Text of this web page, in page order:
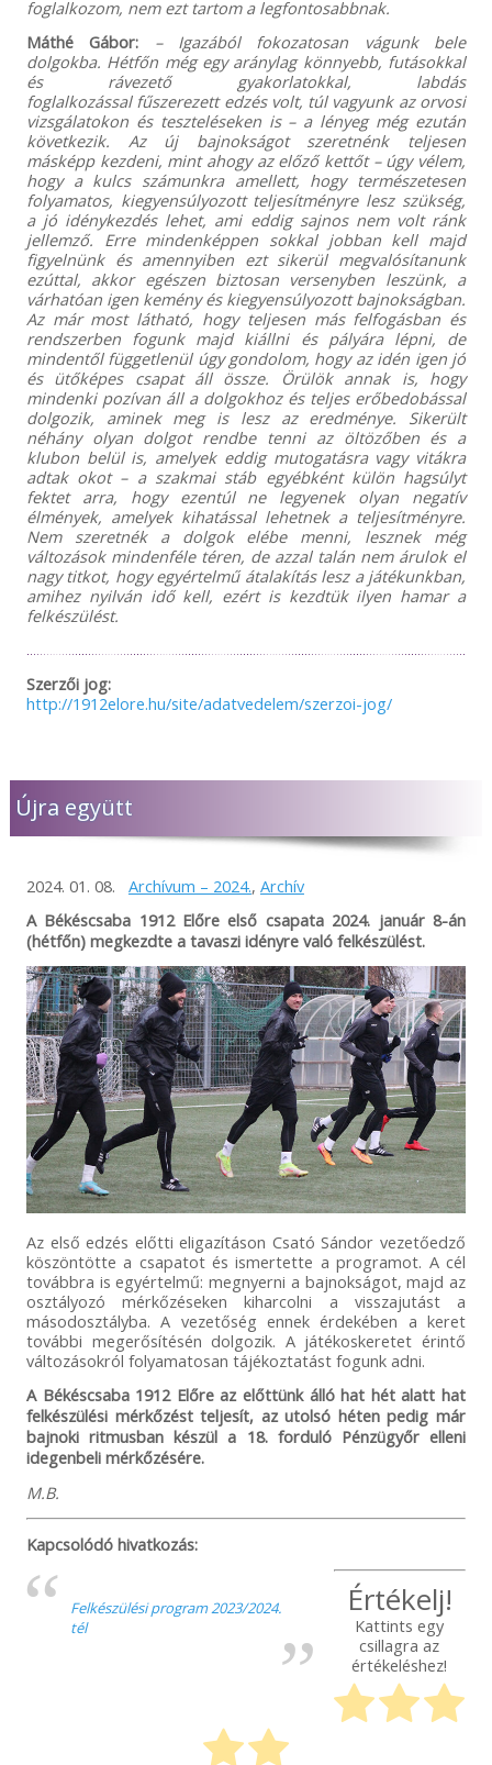
foglalkozom, nem ezt tartom a legfontosabbnak.
Máthé Gábor:
– Igazából fokozatosan vágunk bele
dolgokba. Hétfőn még egy aránylag könnyebb, futásokkal
és rávezető gyakorlatokkal, labdás
foglalkozással fűszerezett edzés volt, túl vagyunk az orvosi
vizsgálatokon és teszteléseken is – a lényeg még ezután
következik. Az új bajnokságot szeretnénk teljesen
másképp kezdeni, mint ahogy az előző kettőt – úgy vélem,
hogy a kulcs számunkra amellett, hogy természetesen
folyamatos, kiegyensúlyozott teljesítményre lesz szükség,
a jó idénykezdés lehet, ami eddig sajnos nem volt ránk
jellemző. Erre mindenképpen sokkal jobban kell majd
figyelnünk és amennyiben ezt sikerül megvalósítanunk
ezúttal, akkor egészen biztosan versenyben leszünk, a
várhatóan igen kemény és kiegyensúlyozott bajnokságban.
Az már most látható, hogy teljesen más felfogásban és
rendszerben fogunk majd kiállni és pályára lépni, de
mindentől függetlenül úgy gondolom, hogy az idén igen jó
és ütőképes csapat áll össze. Örülök annak is, hogy
mindenki pozívan áll a dolgokhoz és teljes erőbedobással
dolgozik, aminek meg is lesz az eredménye. Sikerült
néhány olyan dolgot rendbe tenni az öltözőben és a
klubon belül is, amelyek eddig mutogatásra vagy vitákra
adtak okot – a szakmai stáb egyébként külön hagsúlyt
fektet arra, hogy ezentúl ne legyenek olyan negatív
élmények, amelyek kihatással lehetnek a teljesítményre.
Nem szeretnék a dolgok elébe menni, lesznek még
változások mindenféle téren, de azzal talán nem árulok el
nagy titkot, hogy egyértelmű átalakítás lesz a játékunkban,
amihez nyilván idő kell, ezért is kezdtük ilyen hamar a
felkészülést.
Szerzői jog:
http://1912elore.hu/site/adatvedelem/szerzoi-jog/
Újra együtt
2024. 01. 08. Archívum – 2024., Archív
A Békéscsaba 1912 Előre első csapata 2024. január 8-án
(hétfőn) megkezdte a tavaszi idényre való felkészülést.
Az első edzés előtti eligazításon Csató Sándor vezetőedző
köszöntötte a csapatot és ismertette a programot. A cél
továbbra is egyértelmű: megnyerni a bajnokságot, majd az
osztályozó mérkőzéseken kiharcolni a visszajutást a
másodosztályba. A vezetőség ennek érdekében a keret
további megerősítésén dolgozik. A játékoskeretet érintő
változásokról folyamatosan tájékoztatást fogunk adni.
A Békéscsaba 1912 Előre az előttünk álló hat hét alatt hat
felkészülési mérkőzést teljesít, az utolsó héten pedig már
bajnoki ritmusban készül a 18. forduló Pénzügyőr elleni
idegenbeli mérkőzésére.
M.B.
Kapcsolódó hivatkozás:
Felkészülési program 2023/2024.
tél
Értékelj!
Kattints egy
csillagra az
értékeléshez!